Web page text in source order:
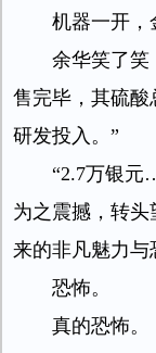
机器一开，
余华笑了笑
售完毕，其硫
研发投入。”
“2.7万银
为之震撼，转
来的非凡魅力与
恐怖。
真的恐怖。